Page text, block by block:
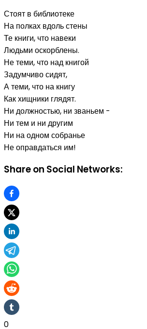
Стоят в библиотеке
На полках вдоль стены
Те книги, что навеки
Людьми оскорблены.
Не теми, что над книгой
Задумчиво сидят,
А теми, что на книгу
Как хищники глядят.
Ни должностью, ни званьем -
Ни тем и ни другим
Ни на одном собранье
Не оправдаться им!
Share on Social Networks:
0